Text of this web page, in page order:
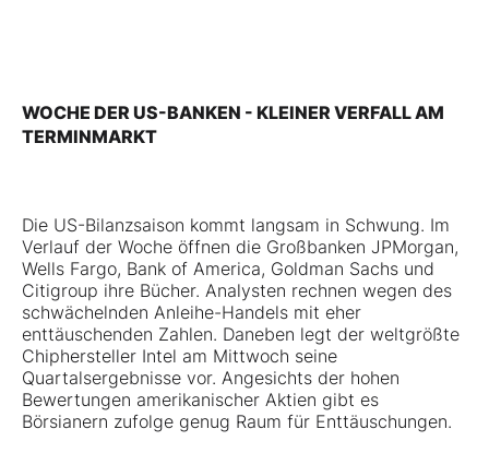
WOCHE DER US-BANKEN - KLEINER VERFALL AM
TERMINMARKT
Die US-Bilanzsaison kommt langsam in Schwung. Im
Verlauf der Woche öffnen die Großbanken JPMorgan,
Wells Fargo, Bank of America, Goldman Sachs und
Citigroup ihre Bücher. Analysten rechnen wegen des
schwächelnden Anleihe-Handels mit eher
enttäuschenden Zahlen. Daneben legt der weltgrößte
Chiphersteller Intel am Mittwoch seine
Quartalsergebnisse vor. Angesichts der hohen
Bewertungen amerikanischer Aktien gibt es
Börsianern zufolge genug Raum für Enttäuschungen.